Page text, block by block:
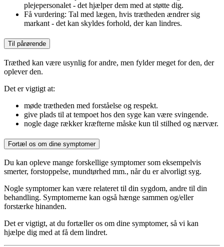
plejepersonalet - det hjælper dem med at støtte dig.
Få vurdering: Tal med lægen, hvis trætheden ændrer sig
markant - det kan skyldes forhold, der kan lindres.
Til pårørende
Træthed kan være usynlig for andre, men fylder meget for den, der
oplever den.
Det er vigtigt at:
møde trætheden med forståelse og respekt.
give plads til at tempoet hos den syge kan være svingende.
nogle dage rækker kræfterne måske kun til stilhed og nærvær.
Fortæl os om dine symptomer
Du kan opleve mange forskellige symptomer som eksempelvis
smerter, forstoppelse, mundtørhed mm., når du er alvorligt syg.
Nogle symptomer kan være relateret til din sygdom, andre til din
behandling. Symptomerne kan også hænge sammen og/eller
forstærke hinanden.
Det er vigtigt, at du fortæller os om dine symptomer, så vi kan
hjælpe dig med at få dem lindret.